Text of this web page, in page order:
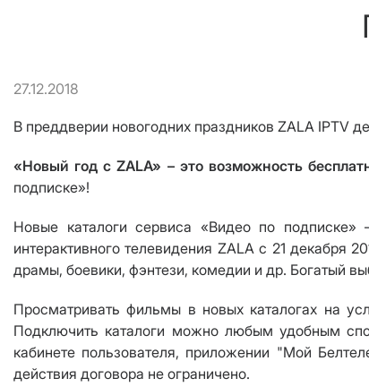
27.12.2018
В преддверии новогодних праздников ZALA IPTV
«Новый год сZALA» – это возможность
подписке»!
Новые каталоги сервиса «Видео по подписке»
интерактивного телевидения ZALA с 21
драмы, боевики, фэнтези, комедии и др. Богатый
Просматривать фильмы в новых каталогах на
Подключить каталоги можно любым удобным
кабинете пользователя, приложении "Мой
действия договора не ограничено.